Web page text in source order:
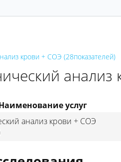
крови + СОЭ (28показателей)
анализ
услуг
анализ крови + СОЭ